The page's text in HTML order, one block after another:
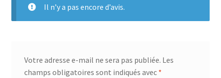
Il n’y a pas encore d’avis.
Votre adresse e-mail ne sera pas publiée. Les
champs obligatoires sont indiqués avec *